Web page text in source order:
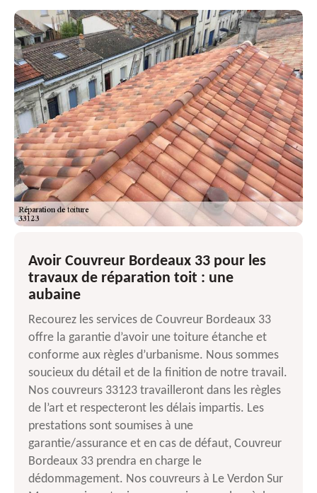
Avoir Couvreur Bordeaux 33 pour les
travaux de réparation toit : une
aubaine
Recourez les services de Couvreur Bordeaux 33
offre la garantie d’avoir une toiture étanche et
conforme aux règles d’urbanisme. Nous sommes
soucieux du détail et de la finition de notre travail.
Nos couvreurs 33123 travailleront dans les règles
de l’art et respecteront les délais impartis. Les
prestations sont soumises à une
garantie/assurance et en cas de défaut, Couvreur
Bordeaux 33 prendra en charge le
dédommagement. Nos couvreurs à Le Verdon Sur